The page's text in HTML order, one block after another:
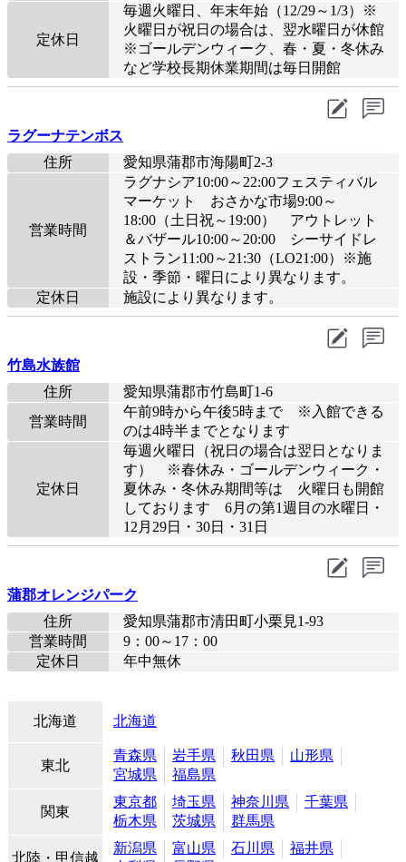
定休日
毎週火曜日、年末年始（12/29～1/3）※
火曜日が祝日の場合は、翌水曜日が休館
※ゴールデンウィーク、春・夏・冬休み
など学校長期休業期間は毎日開館
ラグーナテンボス
住所
愛知県蒲郡市海陽町2-3
営業時間
ラグナシア10:00～22:00フェスティバル
マーケット おさかな市場9:00～
18:00（土日祝～19:00） アウトレット
＆バザール10:00～20:00 シーサイドレ
ストラン11:00～21:30（LO21:00）※施
設・季節・曜日により異なります。
定休日
施設により異なります。
竹島水族館
住所
愛知県蒲郡市竹島町1-6
営業時間
午前9時から午後5時まで ※入館できる
のは4時半までとなります
定休日
毎週火曜日（祝日の場合は翌日となりま
す） ※春休み・ゴールデンウィーク・
夏休み・冬休み期間等は 火曜日も開館
しております 6月の第1週目の水曜日・
12月29日・30日・31日
蒲郡オレンジパーク
住所
愛知県蒲郡市清田町小栗見1-93
営業時間
9：00～17：00
定休日
年中無休
北海道 北海道
東北
青森県 岩手県 秋田県
山形県
宮城県
福島県
関東
東京都 埼玉県 神奈川県
千葉県
栃木県
茨城県 群馬県
北陸・甲信越
新潟県 富山県 石川県
福井県